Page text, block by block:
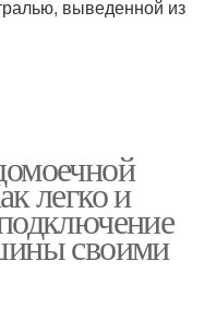
выведенной из
легко и
своими